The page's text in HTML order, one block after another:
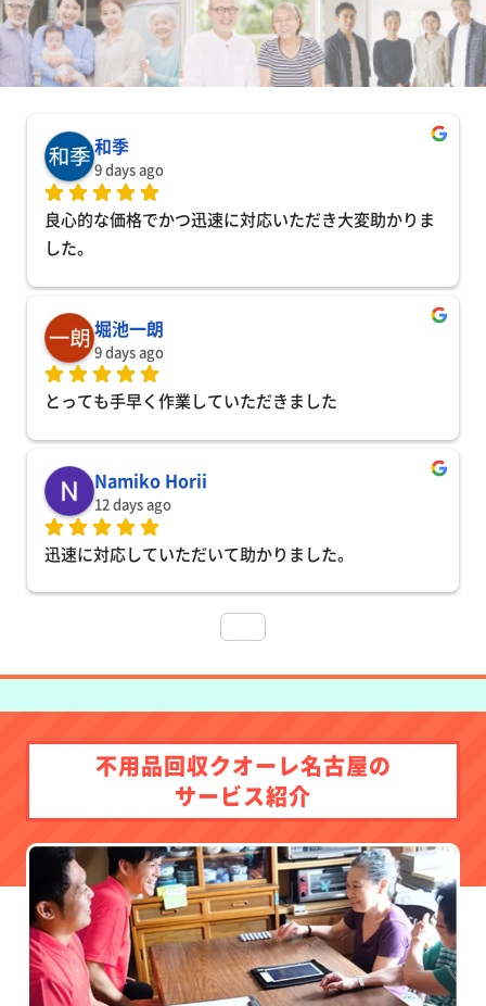
和季
9 days ago
良心的な価格でかつ迅速に対応いただき大変助かりま
した。
堀池一朗
9 days ago
とっても手早く作業していただきました
Namiko Horii
12 days ago
迅速に対応していただいて助かりました。
不用品回収クオーレ名古屋の
サービス紹介